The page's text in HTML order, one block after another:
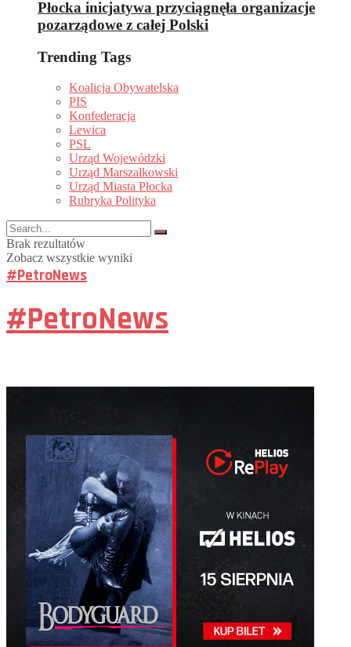
Płocka inicjatywa przyciągnęła organizacje
pozarządowe z całej Polski
Trending Tags
Koalicja Obywatelska
PIS
Konfederacja
Lewica
PSL
Urząd Wojewódzki
Urząd Marszałkowski
Urząd Miasta Płocka
Rubryka Polityka
Brak rezultatów
Zobacz wszystkie wyniki
#PetroNews
#PetroNews